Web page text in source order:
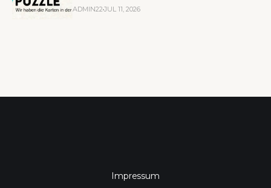
ADMIN22 JUL 11, 2026
Impressum